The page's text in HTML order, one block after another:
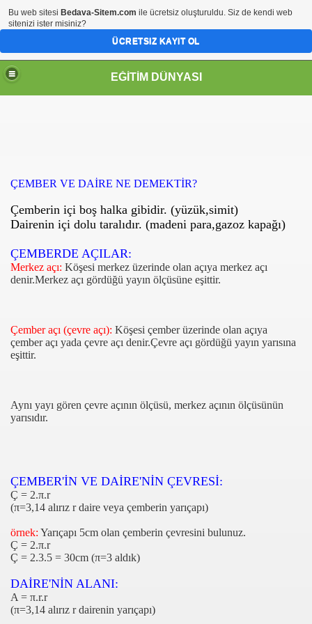
EĞİTİM DÜNYASI
ÇEMBER VE DAİRE NE DEMEKTİR?
Çemberin içi boş halka gibidir. (yüzük,simit)
Dairenin içi dolu taralıdır. (madeni para,gazoz kapağı)
ÇEMBERDE AÇILAR:
Merkez açı: Köşesi merkez üzerinde olan açıya merkez açı
denir.Merkez açı gördüğü yayın ölçüsüne eşittir.
Çember açı (çevre açı): Köşesi çember üzerinde olan açıya
çember açı yada çevre açı denir.Çevre açı gördüğü yayın yarısına
eşittir.
Aynı yayı gören çevre açının ölçüsü, merkez açının ölçüsünün
yarısıdır.
ÇEMBER'İN VE DAİRE'NİN ÇEVRESİ:
Ç = 2.π.r
(π=3,14 alırız r daire veya çemberin yarıçapı)
örnek: Yarıçapı 5cm olan çemberin çevresini bulunuz.
Ç = 2.π.r
Ç = 2.3.5 = 30cm (π=3 aldık)
DAİRE'NİN ALANI:
A = π.r.r
(π=3,14 alırız r dairenin yarıçapı)
Bu web sitesi Bedava-Sitem.com ile ücretsiz oluşturuldu. Siz de kendi web
sitenizi ister misiniz?
ÜCRETSIZ KAYIT OL